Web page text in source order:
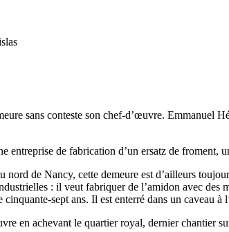
sans conteste son chef-d’œuvre. Emmanuel
entreprise de fabrication d’un ersatz de froment,
de Nancy, cette demeure est d’ailleurs
: il veut fabriquer de l’amidon avec
sept ans. Il est enterré dans un caveau à
en achevant le quartier royal, dernier chantier